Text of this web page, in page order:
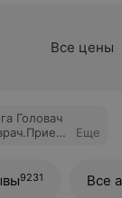
Все цены
Головач
все
Еще
9231 Все